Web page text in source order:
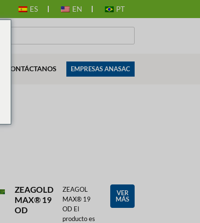
ES EN PT
CONTÁCTANOS EMPRESAS ANASAC
ZEAGOLD
MAX® 19
OD
ZEAGOL
MAX® 19
OD El
producto es
VER
MÁS